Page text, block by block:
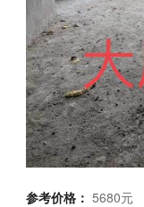
参考价格：5680元